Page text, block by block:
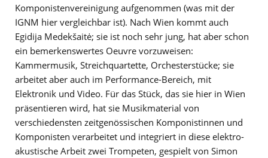
Komponistenvereinigung aufgenommen (was mit der
IGNM hier vergleichbar ist). Nach Wien kommt auch
Egidija Medekšaitė; sie ist noch sehr jung, hat aber schon
ein bemerkenswertes Oeuvre vorzuweisen:
Kammermusik, Streichquartette, Orchesterstücke; sie
arbeitet aber auch im Performance-Bereich, mit
Elektronik und Video. Für das Stück, das sie hier in Wien
präsentieren wird, hat sie Musikmaterial von
verschiedensten zeitgenössischen Komponistinnen und
Komponisten verarbeitet und integriert in diese elektro-
akustische Arbeit zwei Trompeten, gespielt von Simon